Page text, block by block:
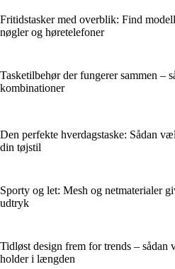
Fritidstasker med overblik: Find
nøgler og høretelefoner
Tasketilbehør der fungerer sammen –
kombinationer
Den perfekte hverdagstaske: Sådan
din tøjstil
Sporty og let: Mesh og netmaterialer
udtryk
Tidløst design frem for trends – sådan
holder i længden